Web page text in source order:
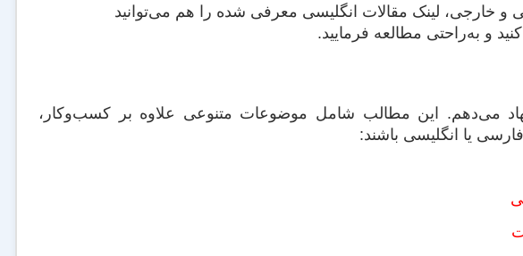
و خارجی، لینک مقالات انگلیسی معرفی شده را هم می‌توانید
و به‌راحتی مطالعه فرمایید.
می‌دهم. این مطالب شامل موضوعات متنوعی علاوه بر کسب‌وکار،
یا انگلیسی باشند: